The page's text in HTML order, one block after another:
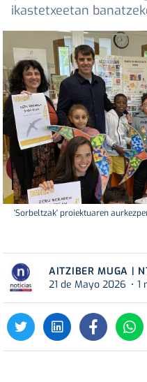
ikastetxeetan
'Sorbeltzak' proiektuaren
AITZIBER MUGA |
21 de Mayo 2026
1